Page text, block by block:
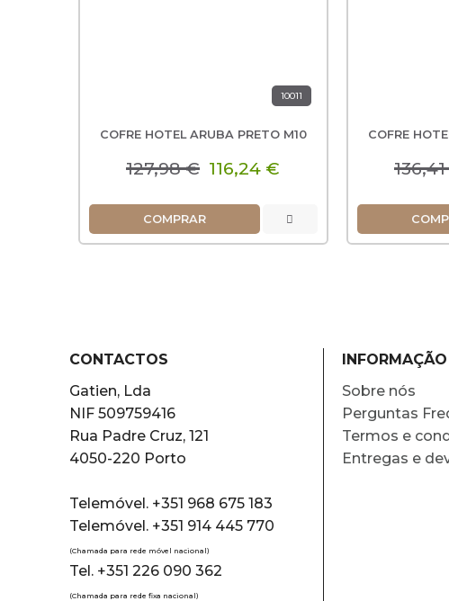
10011
COFRE HOTEL ARUBA PRETO M10
127,98 € 116,24 €
COMPRAR
COFRE
CONTACTOS
Gatien, Lda
NIF 509759416
Rua Padre Cruz, 121
4050-220 Porto
Telemóvel. +351 968 675 183
Telemóvel. +351 914 445 770
(Chamada para rede móvel nacional)
Tel. +351 226 090 362
(Chamada para rede fixa nacional)
INFORMAÇÃO
Sobre nós
Perguntas
Termos e
Entregas e